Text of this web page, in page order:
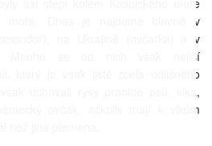
asi stepi kolem Kaspického moře
moře. Dnes je najdeme hlavně v
na Ukrajině (ovčarka) a v
Mnoho se od nich však neliší
který je však jistě zcela odlišného
uchovali rysy praotce psů, vlka,
ovčák, ačkoliv mají k vlkům
než jiná plemena.